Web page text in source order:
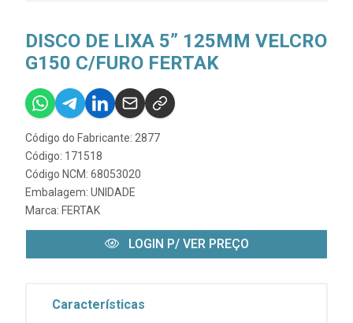
DISCO DE LIXA 5” 125MM VELCRO
G150 C/FURO FERTAK
Código do Fabricante: 2877
Código: 171518
Código NCM: 68053020
Embalagem: UNIDADE
Marca: FERTAK
LOGIN P/ VER PREÇO
Características